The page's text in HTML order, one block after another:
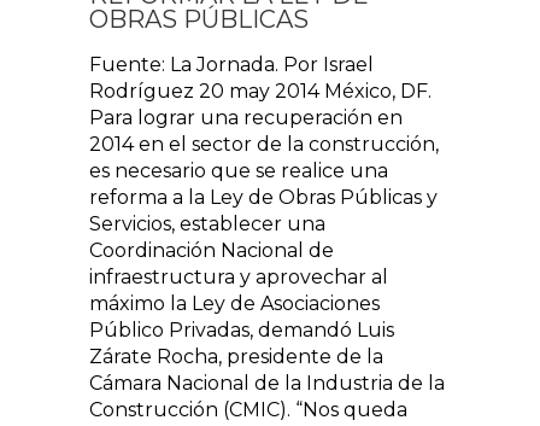
OBRAS PÚBLICAS
Fuente: La Jornada. Por Israel
Rodríguez 20 may 2014 México, DF.
Para lograr una recuperación en
2014 en el sector de la construcción,
es necesario que se realice una
reforma a la Ley de Obras Públicas y
Servicios, establecer una
Coordinación Nacional de
infraestructura y aprovechar al
máximo la Ley de Asociaciones
Público Privadas, demandó Luis
Zárate Rocha, presidente de la
Cámara Nacional de la Industria de la
Construcción (CMIC). “Nos queda